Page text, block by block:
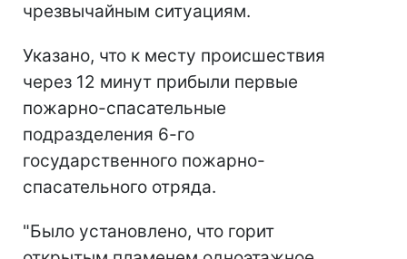
чрезвычайным ситуациям.
Указано, что к месту происшествия
через 12 минут прибыли первые
пожарно-спасательные
подразделения 6-го
государственного пожарно-
спасательного отряда.
"Было установлено, что горит